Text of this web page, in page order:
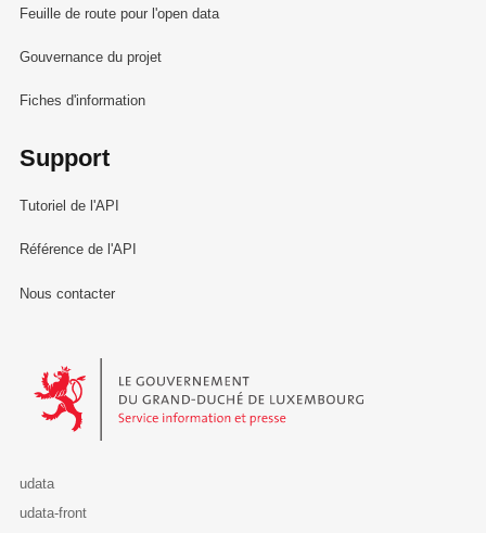
Feuille de route pour l'open data
Gouvernance du projet
Fiches d'information
Support
Tutoriel de l'API
Référence de l'API
Nous contacter
Le Gouvernement du Grand-Duché de Luxembourg - Service
udata
udata-front